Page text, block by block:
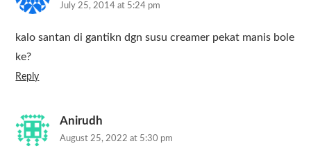
July 25, 2014 at 5:24 pm
kalo santan di gantikn dgn susu creamer pekat manis bole
ke?
Reply
Anirudh
August 25, 2022 at 5:30 pm